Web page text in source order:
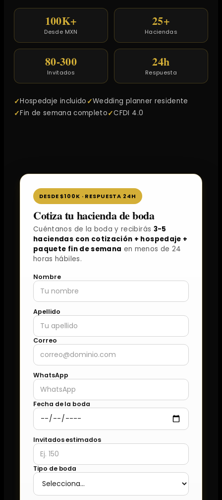
100K+
Desde MXN
25+
Haciendas
80-300
Invitados
24h
Respuesta
Hospedaje incluido
Wedding planner residente
Fin de semana completo
CFDI 4.0
DESDE $100K · RESPUESTA 24H
Cotiza tu hacienda de boda
Cuéntanos de la boda y recibirás 3-5
haciendas con cotización + hospedaje +
paquete fin de semana en menos de 24
horas hábiles.
Nombre
Apellido
Correo
WhatsApp
Fecha de la boda
Invitados estimados
Tipo de boda